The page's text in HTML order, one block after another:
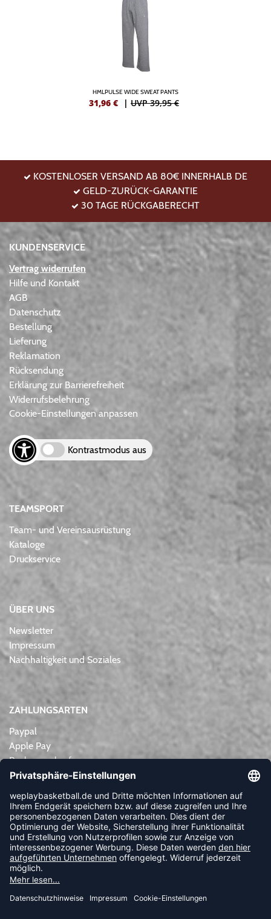
HMLPULSE WIDE SWEAT PANTS
31,96 € | UVP 39,95 €
KOSTENLOSER VERSAND AB 80€ INNERHALB DE
GELD-ZURÜCK-GARANTIE
30 TAGE RÜCKGABERECHT
KUNDENSERVICE
Vertrag widerrufen
Hilfe und Kontakt
AGB
Datenschutz
Bestellung
Lieferung
Reklamation
Rücksendung
Erklärung zur Barrierefreiheit
Widerrufsbelehrung
Cookie-Einstellungen anpassen
Kontrastmodus aus
TEAMSPORT
Team- und Vereinsausrüstung
Kataloge
Druckservice
ÜBER UNS
Newsletter
Impressum
Nachhaltigkeit und Soziales
ZAHLUNGSARTEN
Paypal
Apple Pay
Rechnungskauf
Lastschrift
Kreditkarte
Vorkasse
NEWSLETTER